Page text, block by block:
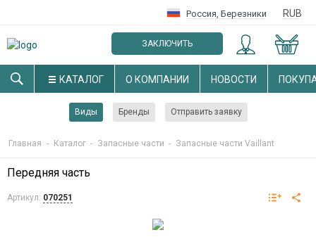
Россия, Березники RUB
ЗАКЛЮЧИТЬ
ОПТОВЫЙ ДОГОВОР
КАТАЛОГ О КОМПАНИИ НОВОСТИ
Виды Бренды Отправить заявку
Главная - Каталог - Запасные части - Запасные части Vaillant
Передняя часть
Артикул: 070251